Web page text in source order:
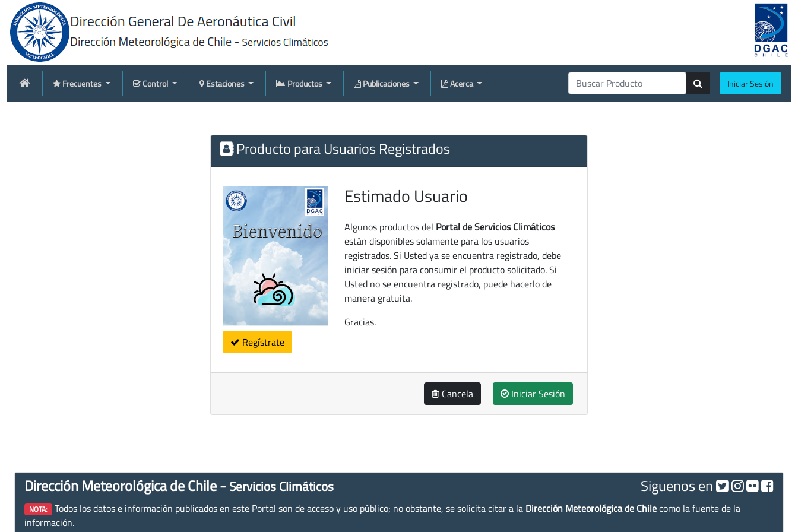
Frecuentes Control Estaciones Productos Publicaciones Acerca Iniciar Sesión
Producto para Usuarios Registrados
Regístrate
Estimado Usuario
Algunos productos del Portal de Servicios Climáticos
están disponibles solamente para los usuarios
registrados. Si Usted ya se encuentra registrado, debe
iniciar sesión para consumir el producto solicitado. Si
Usted no se encuentra registrado, puede hacerlo de
manera gratuita.
Gracias.
Cancela Iniciar Sesión
Dirección Meteorológica de Chile - Servicios Climáticos Siguenos en
NOTA: Todos los datos e información publicados en este Portal son de acceso y uso público; no obstante, se solicita citar a la Dirección Meteorológica de Chilecomo la fuente de la
información.